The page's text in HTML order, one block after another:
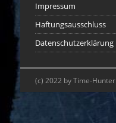
Impressum
Haftungsausschluss
Datenschutzerklärung
(c) 2022 by Time-Hunter